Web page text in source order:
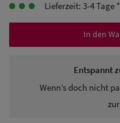
Herren
Snapback Caps
Lieferzeit: 3-4 Tage *
In den
Entspannt
Wenn’s doch nicht